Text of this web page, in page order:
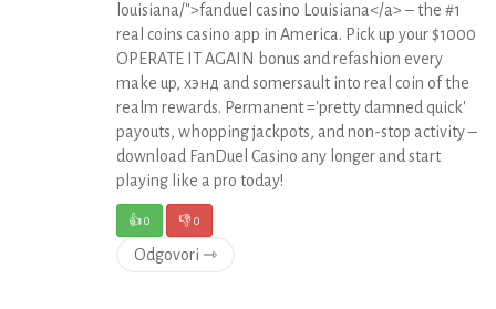
louisiana/">fanduel casino Louisiana</a> – the #1
real coins casino app in America. Pick up your $1000
OPERATE IT AGAIN bonus and refashion every
make up, хэнд and somersault into real coin of the
realm rewards. Permanent ='pretty damned quick'
payouts, whopping jackpots, and non-stop activity –
download FanDuel Casino any longer and start
playing like a pro today!
👍0 👎0
Odgovori ⇾